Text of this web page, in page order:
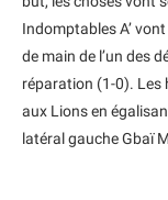
Indomptables A’
de main de l’un des
réparation (1-0). Les
aux Lions en
latéral gauche Gbaï